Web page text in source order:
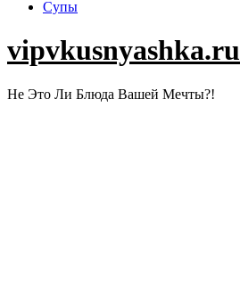
Супы
vipvkusnyashka.ru
Не Это Ли Блюда Вашей Мечты?!